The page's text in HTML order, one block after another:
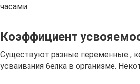
часами.
Коэффициент
Существуют разные переменные ,
усваивания белка в организме.